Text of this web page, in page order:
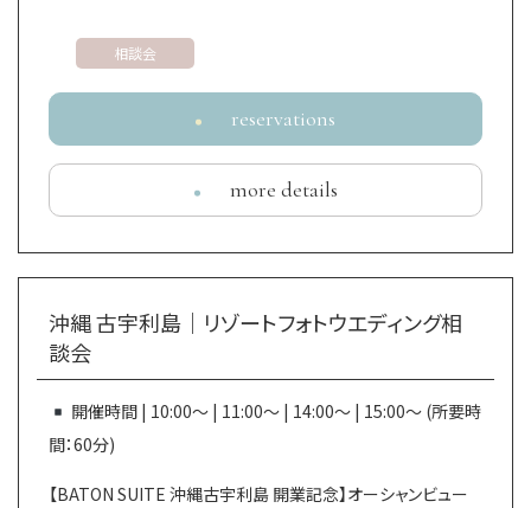
相談会
reservations
more details
沖縄 古宇利島｜リゾートフォトウエディング相
談会
開催時間 | 10:00～ | 11:00～ | 14:00～ | 15:00～ (所要時
間：60分)
【BATON SUITE 沖縄古宇利島 開業記念】オーシャンビュー